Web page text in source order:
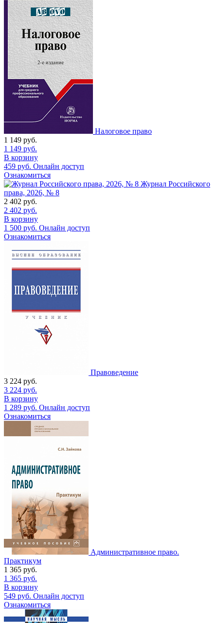
Налоговое право
1 149 руб.
1 149 руб.
В корзину
459 руб. Онлайн доступ
Ознакомиться
Журнал Российского
права, 2026, № 8
2 402 руб.
2 402 руб.
В корзину
1 500 руб. Онлайн доступ
Ознакомиться
Правоведение
3 224 руб.
3 224 руб.
В корзину
1 289 руб. Онлайн доступ
Ознакомиться
Административное право.
Практикум
1 365 руб.
1 365 руб.
В корзину
549 руб. Онлайн доступ
Ознакомиться